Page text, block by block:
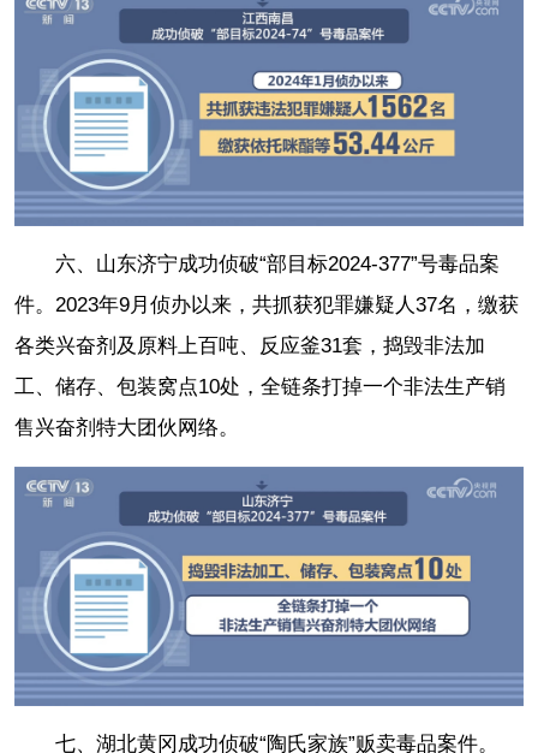
六、山东济宁成功侦破“部目标2024-377”号毒品案
件。2023年9月侦办以来，共抓获犯罪嫌疑人37名，缴获
各类兴奋剂及原料上百吨、反应釜31套，捣毁非法加
工、储存、包装窝点10处，全链条打掉一个非法生产销
售兴奋剂特大团伙网络。
七、湖北黄冈成功侦破“陶氏家族”贩卖毒品案件。